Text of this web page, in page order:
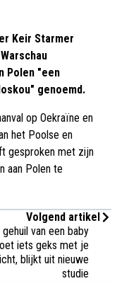
Keir Starmer
Polen "een
genoemd.
op Oekraïne en
het Poolse en
gesproken met zijn
aan Polen te
Volgend artikel
van een baby
iets geks met je
blijkt uit nieuwe
studie